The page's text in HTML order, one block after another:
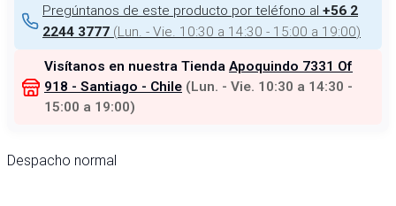
Pregúntanos de este producto por teléfono al +56 2
2244 3777 (Lun. - Vie. 10:30 a 14:30 - 15:00 a 19:00)
Visítanos en nuestra Tienda Apoquindo 7331 Of
918 - Santiago - Chile (Lun. - Vie. 10:30 a 14:30 -
15:00 a 19:00)
Despacho normal